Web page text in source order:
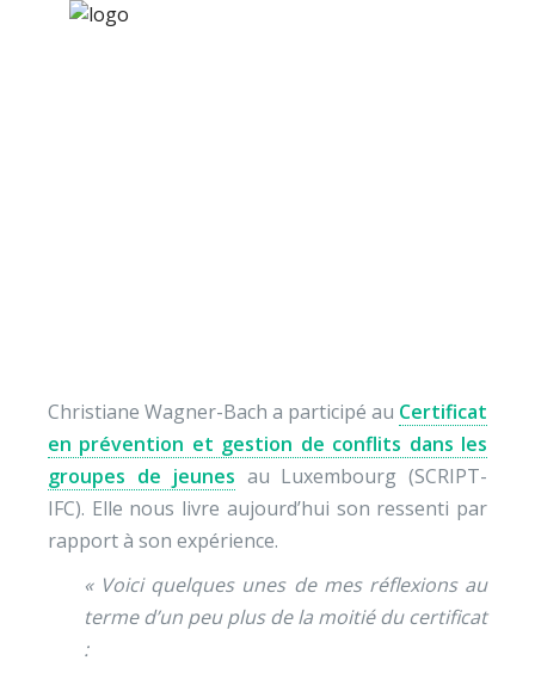
Christiane Wagner-Bach a participé au Certificat
en prévention et gestion de conflits dans les
groupes de jeunes au Luxembourg (SCRIPT-
IFC). Elle nous livre aujourd’hui son ressenti par
rapport à son expérience.
« Voici quelques unes de mes réflexions au
terme d’un peu plus de la moitié du certificat
: